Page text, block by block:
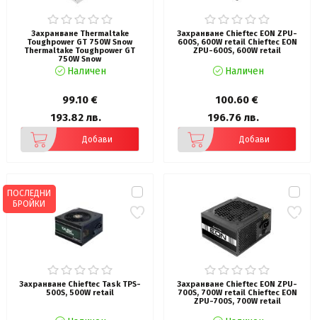
Захранване Thermaltake
Toughpower GT 750W Snow
Thermaltake Toughpower GT
750W Snow
Наличен
99.10 €
193.82 лв.
Добави
Захранване Chieftec EON ZPU-
600S, 600W retail Chieftec EON
ZPU-600S, 600W retail
Наличен
100.60 €
196.76 лв.
Добави
Захранване Chieftec Task TPS-
500S, 500W retail
ПОСЛЕДНИ
БРОЙКИ
Захранване Chieftec EON ZPU-
700S, 700W retail Chieftec EON
ZPU-700S, 700W retail